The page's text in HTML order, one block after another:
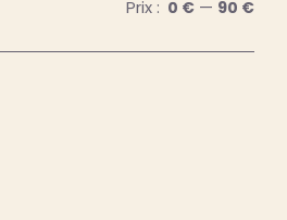
Prix : 0 € — 90 €